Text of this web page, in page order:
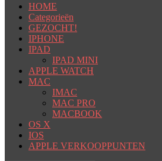
HOME
Categorieën
GEZOCHT!
IPHONE
IPAD
IPAD MINI
APPLE WATCH
MAC
IMAC
MAC PRO
MACBOOK
OS X
IOS
APPLE VERKOOPPUNTEN